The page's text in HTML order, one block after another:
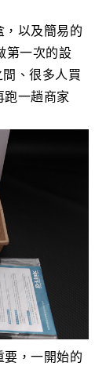
以及簡易的
第一次的設
、很多人買
一趟商家
要，一開始的